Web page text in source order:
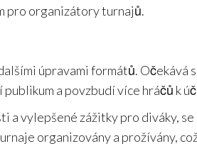
pro organizátory turnajů.
úpravami formátů. Očekává
a povzbudí více hráčů k
a vylepšené zážitky pro diváky, se
organizovány a prožívány,